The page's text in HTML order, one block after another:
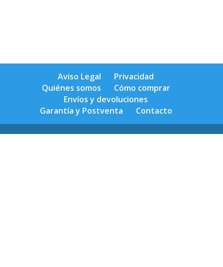
Aviso Legal
Privacidad
Quiénes somos
Cómo comprar
Envíos y devoluciones
Garantía y Postventa
Contacto